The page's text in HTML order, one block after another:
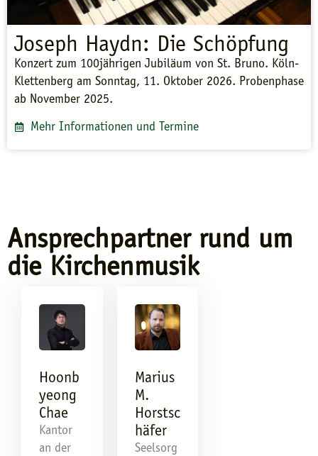
Joseph Haydn: Die Schöpfung
Konzert zum 100jährigen Jubiläum von St. Bruno. Köln-
Klettenberg am Sonntag, 11. Oktober 2026. Probenphase
ab November 2025.
Mehr Informationen und Termine
Ansprechpartner rund um
die Kirchenmusik
Hoonb
yeong
Chae
Kantor
an der
Marius
M.
Horstsc
häfer
Seelsorg